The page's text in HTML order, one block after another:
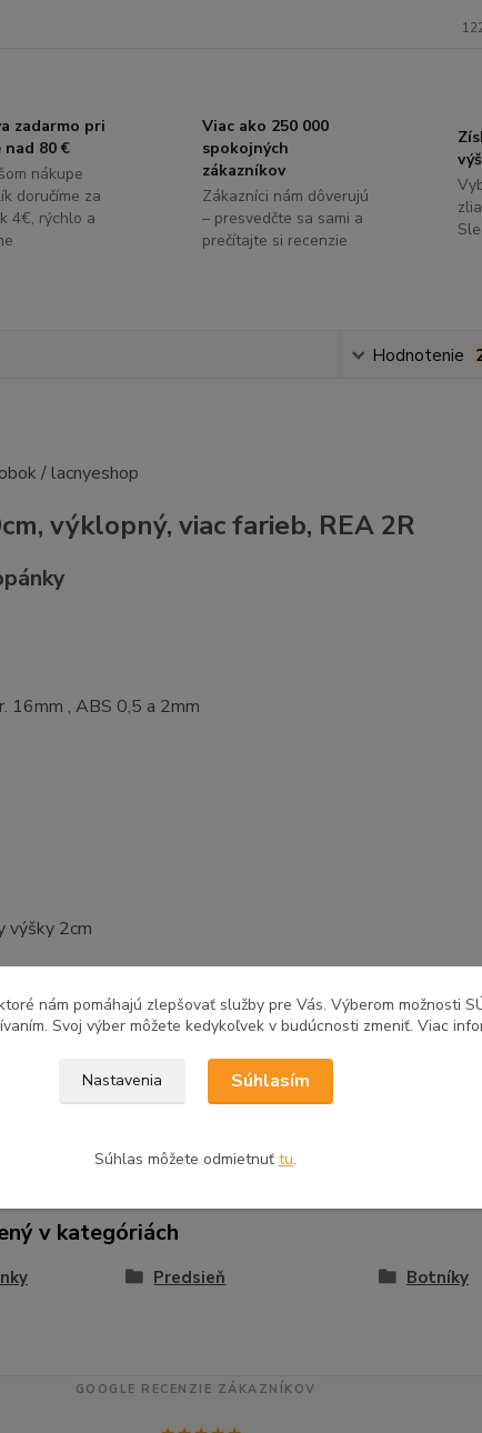
zadarmo pri
nad 80 €
nákupe
doručíme za
4€, rýchlo a
Viac ako 250 000
spokojných
zákazníkov
Zákazníci nám dôverujú
– presvedčte sa sami a
prečítajte si recenzie
Hodnotenie
výklopný, viac farieb, REA 2R
16mm , ABS 0,5 a 2mm
výšky 2cm
v kategóriách
Predsieň Botníky
GOOGLE RECENZIE ZÁKAZNÍKOV
nám pomáhajú zlepšovať služby pre Vás. Výberom možnosti
Svoj výber môžete kedykoľvek v budúcnosti zmeniť. Viac
Nastavenia Súhlasím
Súhlas môžete odmietnuť tu.